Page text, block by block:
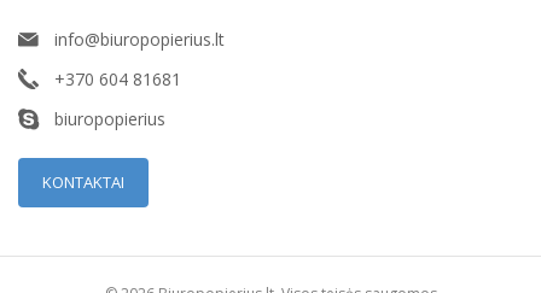
info@biuropopierius.lt
+370 604 81681
biuropopierius
KONTAKTAI